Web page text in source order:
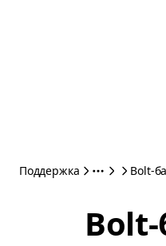
Поддержка Bolt-